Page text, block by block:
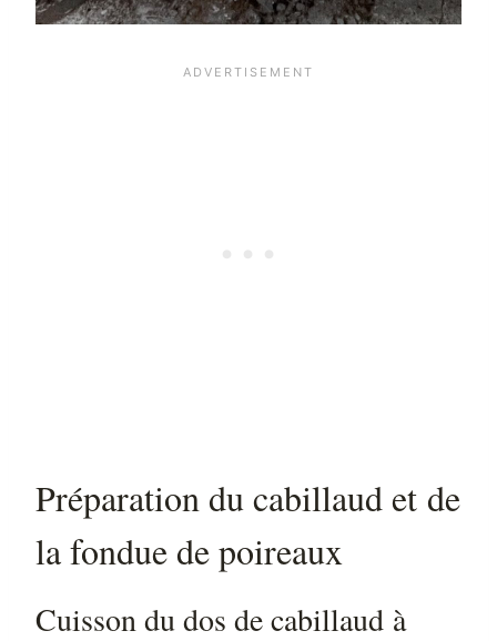
Préparation du cabillaud et de
la fondue de poireaux
Cuisson du dos de cabillaud à